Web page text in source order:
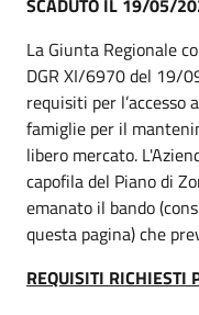
La Giunta Regionale
DGR XI/6970 del 19/
requisiti per
famiglie per il
libero mercato.
capofila del Piano di
emanato il bando
questa pagina) che
REQUISITI RICHIESTI